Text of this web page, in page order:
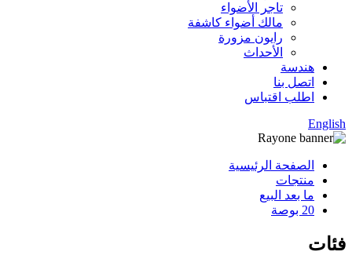
تاجر الأضواء
مالك أضواء كاشفة
رايون مزورة
الأحداث
هندسة
اتصل بنا
اطلب اقتباس
English
الصفحة الرئيسية
منتجات
ما بعد البيع
20 بوصة
فئات